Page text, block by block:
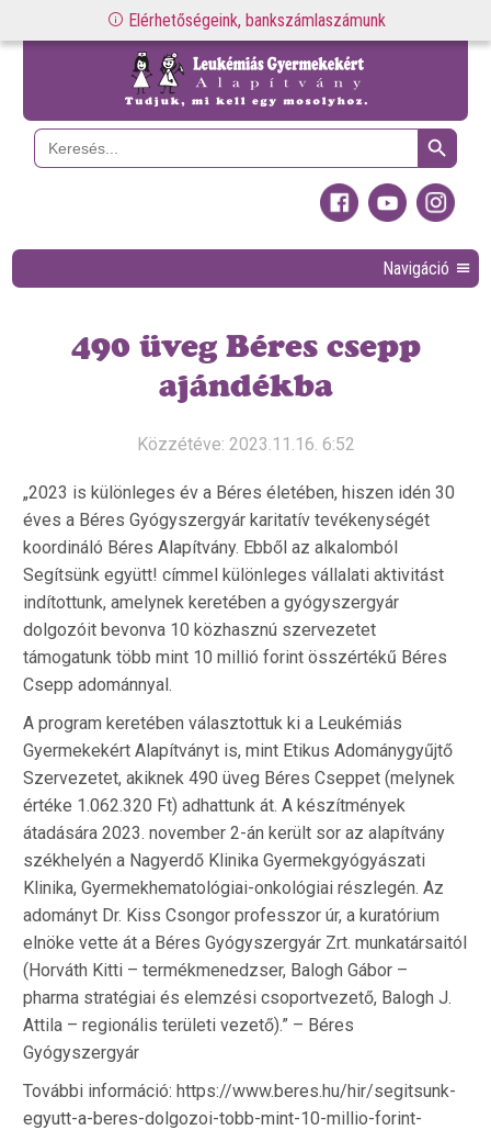
Elérhetőségeink, bankszámlaszámunk
Search
for:
Search Button
Navigáció
490 üveg Béres csepp
ajándékba
Közzétéve: 2023.11.16. 6:52
„2023 is különleges év a Béres életében, hiszen idén 30
éves a Béres Gyógyszergyár karitatív tevékenységét
koordináló Béres Alapítvány. Ebből az alkalomból
Segítsünk együtt! címmel különleges vállalati aktivitást
indítottunk, amelynek keretében a gyógyszergyár
dolgozóit bevonva 10 közhasznú szervezetet
támogatunk több mint 10 millió forint összértékű Béres
Csepp adománnyal.
A program keretében választottuk ki a Leukémiás
Gyermekekért Alapítványt is, mint Etikus Adománygyűjtő
Szervezetet, akiknek 490 üveg Béres Cseppet (melynek
értéke 1.062.320 Ft) adhattunk át. A készítmények
átadására 2023. november 2-án került sor az alapítvány
székhelyén a Nagyerdő Klinika Gyermekgyógyászati
Klinika, Gyermekhematológiai-onkológiai részlegén. Az
adományt Dr. Kiss Csongor professzor úr, a kuratórium
elnöke vette át a Béres Gyógyszergyár Zrt. munkatársaitól
(Horváth Kitti – termékmenedzser, Balogh Gábor –
pharma stratégiai és elemzési csoportvezető, Balogh J.
Attila – regionális területi vezető).” – Béres
Gyógyszergyár
További információ: https://www.beres.hu/hir/segitsunk-
egyutt-a-beres-dolgozoi-tobb-mint-10-millio-forint-